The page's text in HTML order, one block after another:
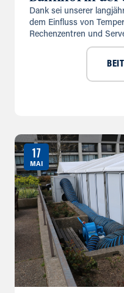
Dank sei unserer
dem Einfluss von
Rechenzentren und
17
MAI